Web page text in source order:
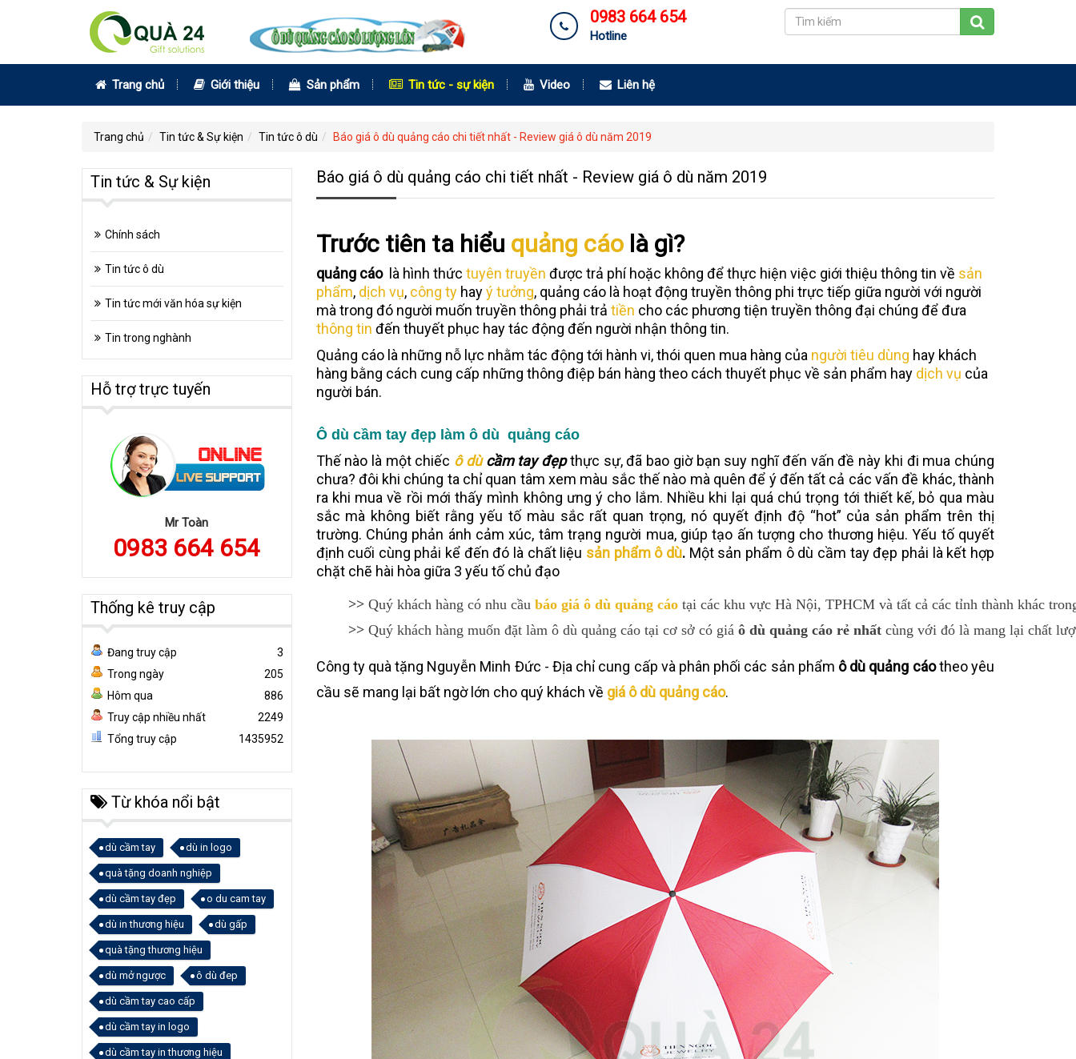
0983 664 654
Hotline
Trang chủ Giới thiệu Sản phẩm Tin tức - sự kiện Video Liên hệ
Trang chủ Tin tức & Sự kiện Tin tức ô dù Báo giá ô dù quảng cáo chi tiết nhất - Review giá ô dù năm 2019
Báo giá ô dù quảng cáo chi tiết nhất - Review giá ô dù năm 2019
Trước tiên ta hiểu quảng cáolà gì?
quảng cáolà hình thức tuyên truyền được trả phí hoặc không để thực hiện việc giới thiệu thông tin về sản
phẩm, dịch vụ, công tyhayý tưởng, quảng cáo là hoạt động truyền thông phi trực tiếp giữa người với người
mà trong đó người muốn truyền thông phải trả tiền cho các phương tiện truyền thông đại chúng để đưa
thông tin đến thuyết phục hay tác động đến người nhận thông tin.
Quảng cáo là những nỗ lực nhằm tác động tới hành vi, thói quen mua hàng của người tiêu dùng hay khách
hàng bằng cách cung cấp những thông điệp bán hàng theo cách thuyết phục về sản phẩm hay dịch vụ của
người bán.
Ô dù cầm tay đẹp làm ô dù quảng cáo
Thế nào là một chiếc ô dùcầm tay đẹpthực sự, đã bao giờ bạn suy nghĩ đến vấn đề này khi đi mua chúng
chưa? đôi khi chúng ta chỉ quan tâm xem màu sắc thế nào mà quên để ý đến tất cả các vấn đề khác, thành
ra khi mua về rồi mới thấy mình không ưng ý cho lắm. Nhiều khi lại quá chú trọng tới thiết kế, bỏ qua màu
sắc mà không biết rằng yếu tố màu sắc rất quan trọng, nó quyết định độ “hot” của sản phẩm trên thị
trường. Chúng phản ánh cảm xúc, tâm trạng người mua, giúp tạo ấn tượng cho thương hiệu. Yếu tố quyết
định cuối cùng phải kể đến đó là chất liệu sản phẩm ô dù. Một sản phẩm ô dù cầm tay đẹp phải là kết hợp
chặt chẽ hài hòa giữa 3 yếu tố chủ đạo
>> Quý khách hàng có nhu cầu báo giá ô dù quảng cáo tại các khu vực Hà Nội, TPHCM và tất cả các tỉnh thành khác
>> Quý khách hàng muốn đặt làm ô dù quảng cáo tại cơ sở có giá ô dù quảng cáo rẻ nhất cùng với đó là mang lại chất
Công ty quà tặng Nguyễn Minh Đức - Địa chỉ cung cấp và phân phối các sản phẩm ô dù quảng cáotheo yêu
cầu sẽ mang lại bất ngờ lớn cho quý khách về giá ô dù quảng cáo.
Tin tức & Sự kiện
Chính sách
Tin tức ô dù
Tin tức mới văn hóa sự kiện
Tin trong nghành
Hỗ trợ trực tuyến
Mr Toàn
0983 664 654
Thống kê truy cập
Đang truy cập
3
Trong ngày
205
Hôm qua
886
Truy cập nhiều nhất
2249
Tổng truy cập
1435952
Từ khóa nổi bật
dù cầm tay dù in logo
quà tặng doanh nghiệp
dù cầm tay đẹp o du cam tay
dù in thương hiệu dù gấp
quà tặng thương hiệu
dù mở ngược ô dù đep
dù cầm tay cao cấp
dù cầm tay in logo
dù cầm tay in thương hiệu